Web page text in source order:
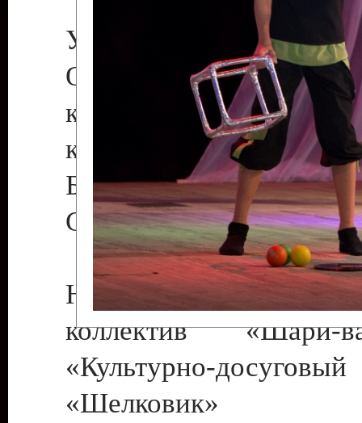
Участники фестиваля:
Образцовый
коллектив
культуры с.
Бендеры ,
Светлана Георгиевна
Народный цирковой
коллектив
«Культурно-
«Шелковик»